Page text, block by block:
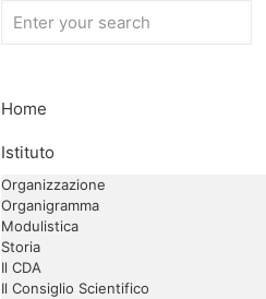
Home
Istituto
Organizzazione
Organigramma
Modulistica
Storia
Il CDA
Il Consiglio Scientifico